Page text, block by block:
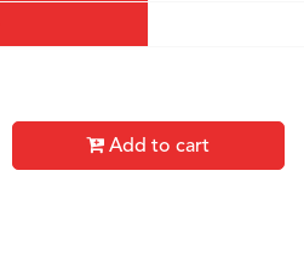
Add to cart